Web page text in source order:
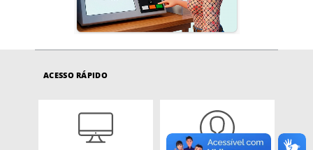
ACESSO RÁPIDO